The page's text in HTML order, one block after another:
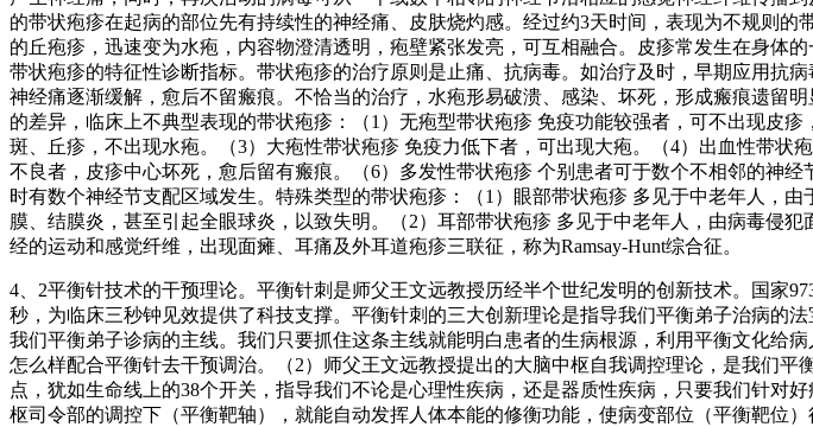
的带状疱疹在起病的部位先有持续性的神经痛、皮肤烧灼感。经过约3天时间，表现为不规则
的丘疱疹，迅速变为水疱，内容物澄清透明，疱壁紧张发亮，可互相融合。皮疹常发生在身体
带状疱疹的特征性诊断指标。带状疱疹的治疗原则是止痛、抗病毒。如治疗及时，早期应用抗
神经痛逐渐缓解，愈后不留瘢痕。不恰当的治疗，水疱形易破溃、感染、坏死，形成瘢痕遗留
的差异，临床上不典型表现的带状疱疹：（1）无疱型带状疱疹 免疫功能较强者，可不出现皮
斑、丘疹，不出现水疱。（3）大疱性带状疱疹 免疫力低下者，可出现大疱。（4）出血性带状
不良者，皮疹中心坏死，愈后留有瘢痕。（6）多发性带状疱疹 个别患者可于数个不相邻的神
时有数个神经节支配区域发生。特殊类型的带状疱疹：（1）眼部带状疱疹 多见于中老年人，
膜、结膜炎，甚至引起全眼球炎，以致失明。（2）耳部带状疱疹 多见于中老年人，由病毒侵
经的运动和感觉纤维，出现面瘫、耳痛及外耳道疱疹三联征，称为Ramsay-Hunt综合征。
4、2平衡针技术的干预理论。平衡针刺是师父王文远教授历经半个世纪发明的创新技术。国家
秒，为临床三秒钟见效提供了科技支撑。平衡针刺的三大创新理论是指导我们平衡弟子治病的
我们平衡弟子诊病的主线。我们只要抓住这条主线就能明白患者的生病根源，利用平衡文化给
怎么样配合平衡针去干预调治。（2）师父王文远教授提出的大脑中枢自我调控理论，是我们平
点，犹如生命线上的38个开关，指导我们不论是心理性疾病，还是器质性疾病，只要我们针对
枢司令部的调控下（平衡靶轴），就能自动发挥人体本能的修衡功能，使病变部位（平衡靶位